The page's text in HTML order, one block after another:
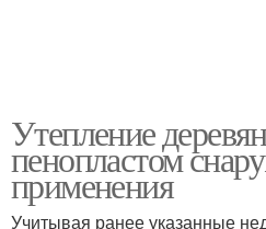
Утепление
пенопластом
применения
Учитывая ранее указанные